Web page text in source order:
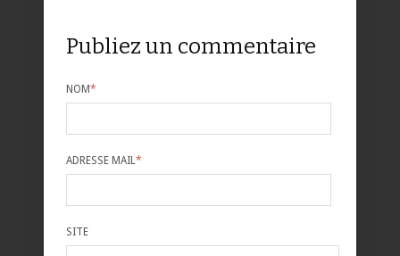
Publiez un commentaire
NOM*
ADRESSE MAIL*
SITE